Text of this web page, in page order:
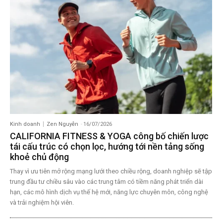
Kinh doanh Zen Nguyễn - 16/07/2026
CALIFORNIA FITNESS & YOGA công bố chiến lược
tái cấu trúc có chọn lọc, hướng tới nền tảng sống
khoẻ chủ động
Thay vì ưu tiên mở rộng mạng lưới theo chiều rộng, doanh nghiệp sẽ tập
trung đầu tư chiều sâu vào các trung tâm có tiềm năng phát triển dài
hạn, các mô hình dịch vụ thế hệ mới, năng lực chuyên môn, công nghệ
và trải nghiệm hội viên.